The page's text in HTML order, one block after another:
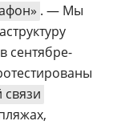
. — Мы
сентябре-
связи